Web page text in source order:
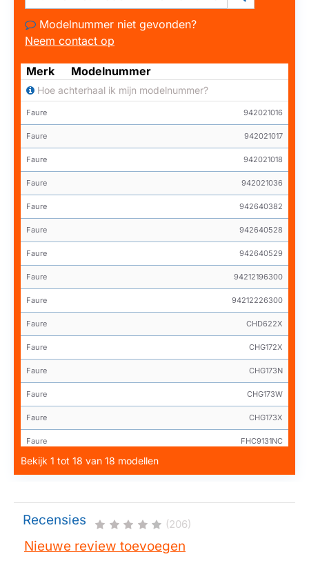
Modelnummer niet gevonden?
Neem contact op
Merk Modelnummer
Hoe achterhaal ik mijn modelnummer?
Faure 942021016
Faure 942021017
Faure 942021018
Faure 942021036
Faure 942640382
Faure 942640528
Faure 942640529
Faure 94212196300
Faure 94212226300
Faure CHD622X
Faure CHG172X
Faure CHG173N
Faure CHG173W
Faure CHG173X
Faure FHC9131NC
Faure
Bekijk 1 tot 18 van 18 modellen
Recensies (206)
Nieuwe review toevoegen